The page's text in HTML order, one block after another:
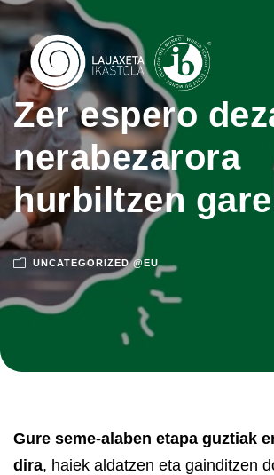
Zer espero
nerabezarora
hurbiltzen
UNCATEGORIZED @EU
Gure seme-alaben etapa guztiak
dira, haiek aldatzen eta gainditzen